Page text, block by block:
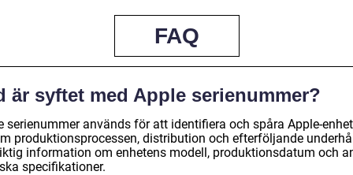
FAQ
är syftet med Apple serienummer?
serienummer används för att identifiera och spåra Apple-
produktionsprocessen, distribution och efterföljande
information om enhetens modell, produktionsdatum och
specifikationer.